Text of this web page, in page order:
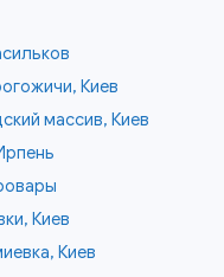
Киев
массив, Киев
Киев
Киев